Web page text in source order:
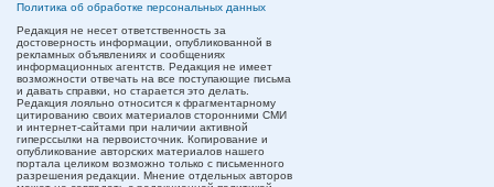
Политика об обработке персональных данных
Редакция не несет ответственность за
достоверность информации, опубликованной в
рекламных объявлениях и сообщениях
информационных агентств. Редакция не имеет
возможности отвечать на все поступающие письма
и давать справки, но старается это делать.
Редакция лояльно относится к фрагментарному
цитированию своих материалов сторонними СМИ
и интернет-сайтами при наличии активной
гиперссылки на первоисточник. Копирование и
опубликование авторских материалов нашего
портала целиком возможно только с письменного
разрешения редакции. Мнение отдельных авторов